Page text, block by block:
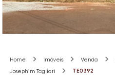
Home Imóveis Venda
Josephim Tagliari
TE0392